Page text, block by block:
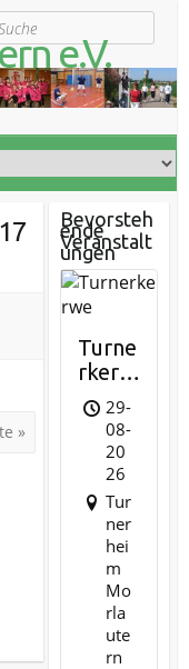
e.V.
»
Bevorsteh
ende
Veranstalt
ungen
Turne
rkerw
e
29-
08-
20
26
Tur
ner
hei
m
Mo
rla
ute
rn